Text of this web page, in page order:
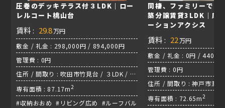
圧巻のデッキテラス付３LDK｜ロー
レルコート桃山台
賃料 : 29.8万円
敷金 / 礼金 : 298,000円 / 894,000円
管理費 : 0円
住所 / 間取り : 吹田市竹見台 / ３LDK / 北
大阪急行『桃山台駅』
専有面積 : 87.17m2
#収納おおめ #リビング広め #ルーフバル
同棲、ファミリーで住
築分譲賃貸3LDK｜摩
ーションアクシス
賃料 : 22 万円
敷金 / 礼金 : 0円 /
管理費 : 0円
住所 / 間取り : 神戸市灘
/ JR東海道本線『摩耶駅』
専有面積 : 72.65m2